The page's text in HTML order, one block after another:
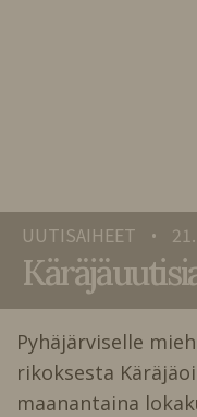
UUTISAIHEET •
Pyhäjärviselle
rikoksesta
maanantaina